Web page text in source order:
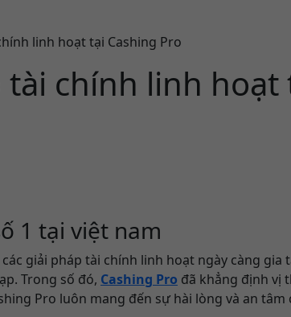
linh hoạt tại Cashing Pro
chính linh hoạt
1 tại việt nam
giải pháp tài chính linh hoạt ngày càng
Trong số đó, Cashing Pro đã khẳng định vị
Pro luôn mang đến sự hài lòng và an tâm